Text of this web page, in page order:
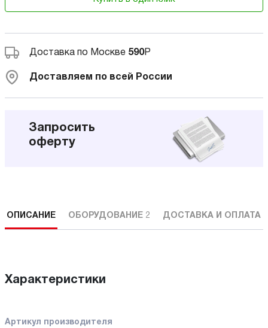
Доставка по Москве 590Р
Доставляем по всей России
Запросить
оферту
ОПИСАНИЕ ОБОРУДОВАНИЕ 2 ДОСТАВКА И ОПЛАТА
Характеристики
Артикул производителя